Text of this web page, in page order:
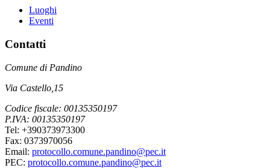
Luoghi
Eventi
Contatti
Comune di Pandino
Via Castello,15
Codice fiscale: 00135350197
P.IVA: 00135350197
Tel: +390373973300
Fax: 0373970056
Email: protocollo.comune.pandino@pec.it
PEC: protocollo.comune.pandino@pec.it